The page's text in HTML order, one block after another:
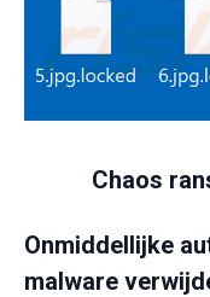
Chaos
Onmiddellijke
malware